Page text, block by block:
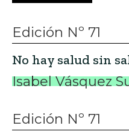
Edición Nº 71
No hay salud sin
Isabel Vásquez
Edición Nº 71